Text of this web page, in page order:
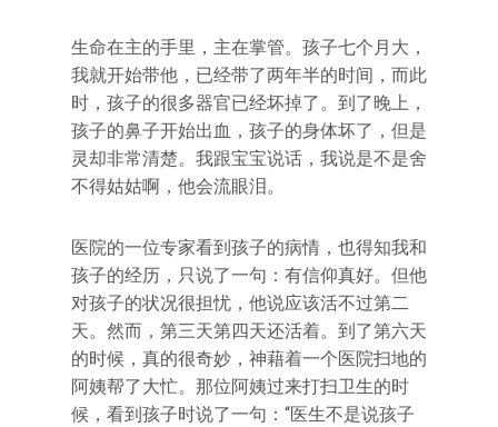
生命在主的手里，主在掌管。孩子七个月大，
我就开始带他，已经带了两年半的时间，而此
时，孩子的很多器官已经坏掉了。到了晚上，
孩子的鼻子开始出血，孩子的身体坏了，但是
灵却非常清楚。我跟宝宝说话，我说是不是舍
不得姑姑啊，他会流眼泪。
医院的一位专家看到孩子的病情，也得知我和
孩子的经历，只说了一句：有信仰真好。但他
对孩子的状况很担忧，他说应该活不过第二
天。然而，第三天第四天还活着。到了第六天
的时候，真的很奇妙，神藉着一个医院扫地的
阿姨帮了大忙。那位阿姨过来打扫卫生的时
候，看到孩子时说了一句：“医生不是说孩子